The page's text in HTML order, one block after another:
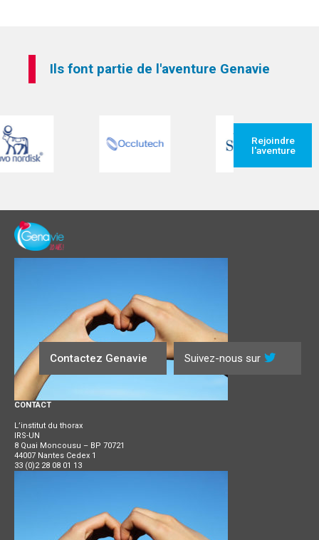
Ils font partie de l'aventure Genavie
Rejoindre
l'aventure
CONTACT
L’institut du thorax
IRS-UN
8 Quai Moncousu – BP 70721
44007 Nantes Cedex 1
33 (0)2 28 08 01 13
Contactez Genavie Suivez-nous sur